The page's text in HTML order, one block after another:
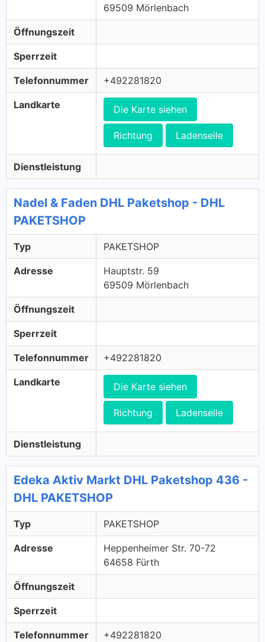
69509 Mörlenbach
Öffnungszeit
Sperrzeit
Telefonnummer +492281820
Landkarte Die Karte siehen
Richtung Ladenseile
Dienstleistung
Nadel & Faden DHL Paketshop - DHL
PAKETSHOP
Typ PAKETSHOP
Adresse
Hauptstr. 59
69509 Mörlenbach
Öffnungszeit
Sperrzeit
Telefonnummer +492281820
Landkarte Die Karte siehen
Richtung Ladenseile
Dienstleistung
Edeka Aktiv Markt DHL Paketshop 436 -
DHL PAKETSHOP
Typ PAKETSHOP
Adresse
Heppenheimer Str. 70-72
64658 Fürth
Öffnungszeit
Sperrzeit
Telefonnummer +492281820